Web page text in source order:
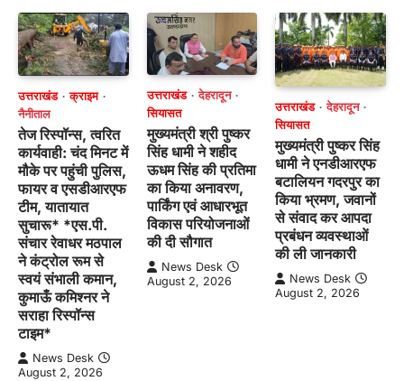
उत्तराखंड
क्राइम
नैनीताल
तेज रिस्पॉन्स, त्वरित
कार्यवाही: चंद मिनट में
मौके पर पहुंची पुलिस,
फायर व एसडीआरएफ
टीम, यातायात
सुचारू* *एस.पी.
संचार रेवाधर मठपाल
ने कंट्रोल रूम से
स्वयं संभाली कमान,
कुमाऊँ कमिश्नर ने
सराहा रिस्पॉन्स
टाइम*
News Desk
August 2, 2026
उत्तराखंड
देहरादून
सियासत
मुख्यमंत्री श्री पुष्कर
सिंह धामी ने शहीद
ऊधम सिंह की प्रतिमा
का किया अनावरण,
पार्किंग एवं आधारभूत
विकास परियोजनाओं
की दी सौगात
News Desk
August 2, 2026
उत्तराखंड
देहरादून
सियासत
मुख्यमंत्री पुष्कर सिंह
धामी ने एनडीआरएफ
बटालियन गदरपुर का
किया भ्रमण, जवानों
से संवाद कर आपदा
प्रबंधन व्यवस्थाओं
की ली जानकारी
News Desk
August 2, 2026